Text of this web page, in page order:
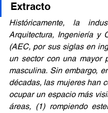
Extracto
Históricamente, la
Arquitectura, Ingeniería y
(AEC, por sus siglas en
un sector con una mayor
masculina. Sin embargo,
décadas, las mujeres han
ocupar un espacio más
áreas, (1) rompiendo